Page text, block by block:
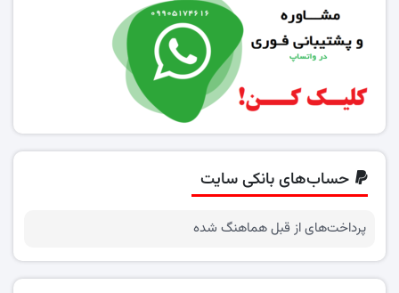
حساب‌های بانکی سایت
پرداخت‌های از قبل هماهنگ شده